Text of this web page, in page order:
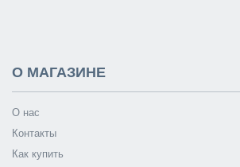
О МАГАЗИНЕ
О нас
Контакты
Как купить